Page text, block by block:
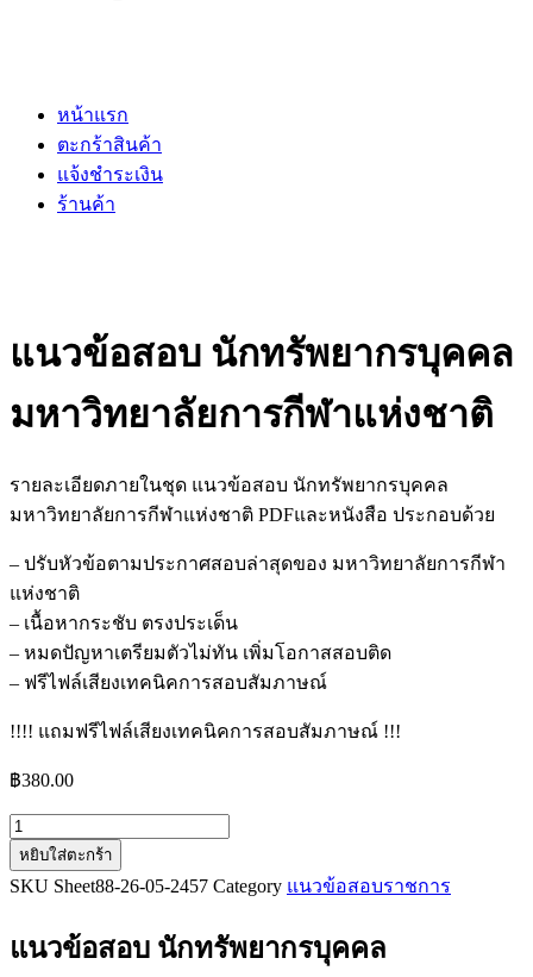
หน้าแรก
ตะกร้าสินค้า
แจ้งชำระเงิน
ร้านค้า
แนวข้อสอบ นักทรัพยากรบุคคล
มหาวิทยาลัยการกีฬาแห่งชาติ
รายละเอียดภายในชุด แนวข้อสอบ นักทรัพยากรบุคคล
มหาวิทยาลัยการกีฬาแห่งชาติ PDFและหนังสือ ประกอบด้วย
– ปรับหัวข้อตามประกาศสอบล่าสุดของ มหาวิทยาลัยการกีฬา
แห่งชาติ
– เนื้อหากระชับ ตรงประเด็น
– หมดปัญหาเตรียมตัวไม่ทัน เพิ่มโอกาสสอบติด
– ฟรีไฟล์เสียงเทคนิคการสอบสัมภาษณ์
!!!! แถมฟรีไฟล์เสียงเทคนิคการสอบสัมภาษณ์ !!!
฿380.00
จำนวน
แนว
ข้อสอบ
ทรัพยากร
หยิบใส่ตะกร้า
SKU Sheet88-26-05-2457 Category แนวข้อสอบราชการ
แนวข้อสอบ นักทรัพยากรบุคคล